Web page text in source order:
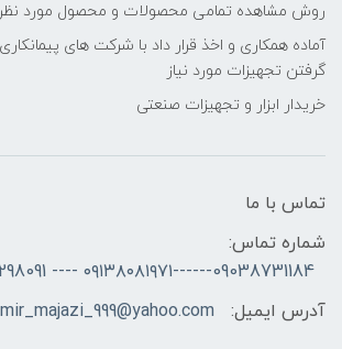
روش مشاهده تمامی محصولات و محصول مورد
آماده همکاری و اخذ قرار داد با شرکت های
گرفتن تجهیزات مورد نیاز
خریدار ابزار و تجهیزات صنعتی
تماس با ما
شماره تماس:
09038731184------۰۹۱۳۸۰۸۱۹۷۱ ---- ۰۹132298091 مجازی
آدرس ایمیل: